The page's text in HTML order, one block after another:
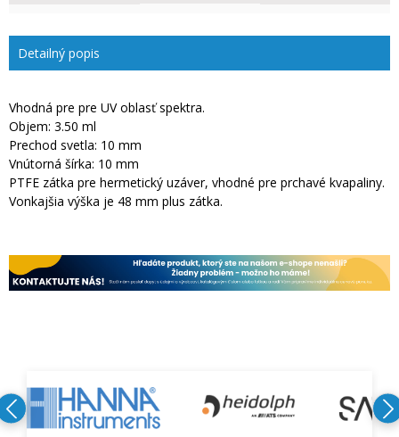
Detailný popis
Vhodná pre pre UV oblasť spektra.
Objem: 3.50 ml
Prechod svetla: 10 mm
Vnútorná šírka: 10 mm
PTFE zátka pre hermetický uzáver, vhodné pre prchavé kvapaliny.
Vonkajšia výška je 48 mm plus zátka.